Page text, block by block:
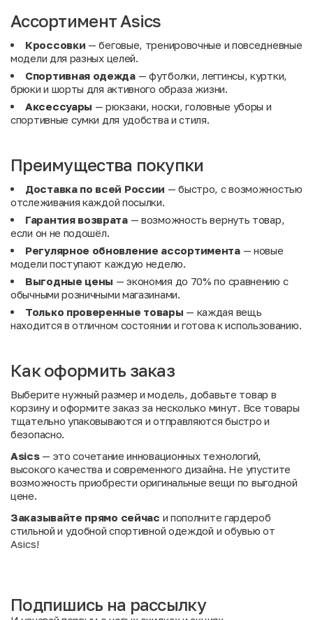
Ассортимент Asics
Кроссовки — беговые, тренировочные и повседневные
модели для разных целей.
Спортивная одежда— футболки, леггинсы, куртки,
брюки и шорты для активного образа жизни.
Аксессуары — рюкзаки, носки, головные уборы и
спортивные сумки для удобства и стиля.
Преимущества покупки
Доставка по всей России — быстро, с возможностью
отслеживания каждой посылки.
Гарантия возврата— возможность вернуть товар,
если он не подошёл.
Регулярное обновление ассортимента— новые
модели поступают каждую неделю.
Выгодные цены — экономия до 70% по сравнению с
обычными розничными магазинами.
Только проверенные товары — каждая вещь
находится в отличном состоянии и готова к использованию.
Как оформить заказ
Выберите нужный размер и модель, добавьте товар в
корзину и оформите заказ за несколько минут. Все товары
тщательно упаковываются и отправляются быстро и
безопасно.
Asics— это сочетание инновационных технологий,
высокого качества и современного дизайна. Не упустите
возможность приобрести оригинальные вещи по выгодной
цене.
Заказывайте прямо сейчас и пополните гардероб
стильной и удобной спортивной одеждой и обувью от
Asics!
Подпишись на рассылку